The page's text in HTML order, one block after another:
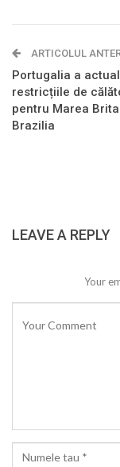
ARTICOLUL
Portugalia a
restricțiile de
pentru Marea
Brazilia
LEAVE A REPLY
Your